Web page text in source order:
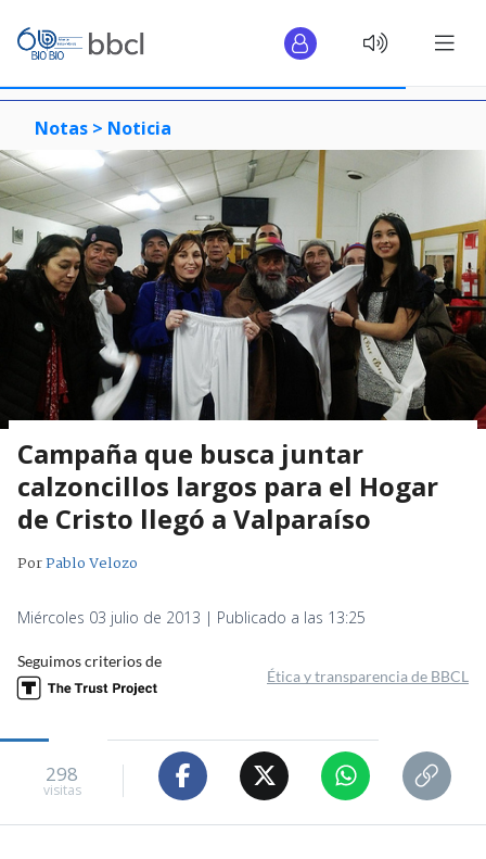
Notas > Noticia
Campaña que busca juntar
calzoncillos largos para el Hogar
de Cristo llegó a Valparaíso
PorPablo Velozo
Miércoles 03 julio de 2013 | Publicado a las 13:25
Seguimos criterios de
Ética y transparencia de BBCL
298
visitas